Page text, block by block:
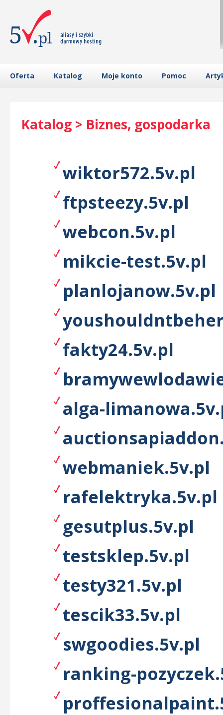
Oferta Katalog Moje konto Pomoc
Katalog > Biznes, gospodarka
wiktor572.5v.pl
ftpsteezy.5v.pl
webcon.5v.pl
mikcie-test.5v.pl
planlojanow.5v.pl
fakty24.5v.pl
alga-
webmaniek.5v.pl
rafelektryka.5v.pl
gesutplus.5v.pl
testsklep.5v.pl
testy321.5v.pl
tescik33.5v.pl
swgoodies.5v.pl
ranking-